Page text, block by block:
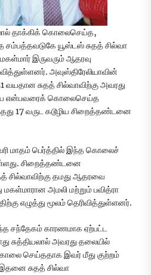
தாக்கிக் கொலைசெய்த,
யூஸ்டஸ் சுதத் சில்வா
இருவரும் ஆதரவு
அவுஸ்திரேலியாவின்
வயதான சுதத் சில்வாவிற்கு அவரது
என்பவரைக் கொலைசெய்த
17 வருட கடூழிய சிறைத்தண்டனை
மாதம் பெர்த்தில் இந்த கொலைச்
சிறைத்தண்டனை
சில்வாவிற்கு தமது ஆதரவை
அமலி மற்றும் பவித்ரா
எழுத்து மூலம் தெரிவித்துள்ளனர்.
சந்தேகம் காரணமாக ஏற்பட்ட
சுத்தியலால் அவரது தலையில்
செய்ததாக இவர் மீது குற்றம்
இதனை சுதத் சில்வா